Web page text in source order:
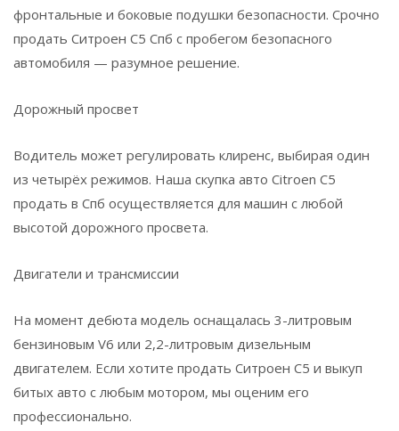
фронтальные и боковые подушки безопасности. Срочно
продать Ситроен C5 Спб с пробегом безопасного
автомобиля — разумное решение.
Дорожный просвет
Водитель может регулировать клиренс, выбирая один
из четырёх режимов. Наша скупка авто Citroen C5
продать в Спб осуществляется для машин с любой
высотой дорожного просвета.
Двигатели и трансмиссии
На момент дебюта модель оснащалась 3-литровым
бензиновым V6 или 2,2-литровым дизельным
двигателем. Если хотите продать Ситроен C5 и выкуп
битых авто с любым мотором, мы оценим его
профессионально.